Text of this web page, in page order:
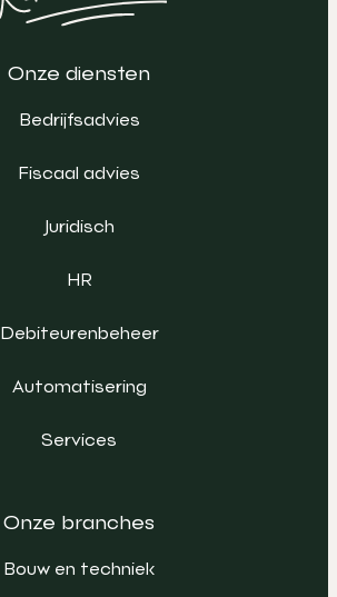
Onze diensten
Bedrijfsadvies
Fiscaal advies
Juridisch
HR
Debiteurenbeheer
Automatisering
Services
Onze branches
Bouw en techniek